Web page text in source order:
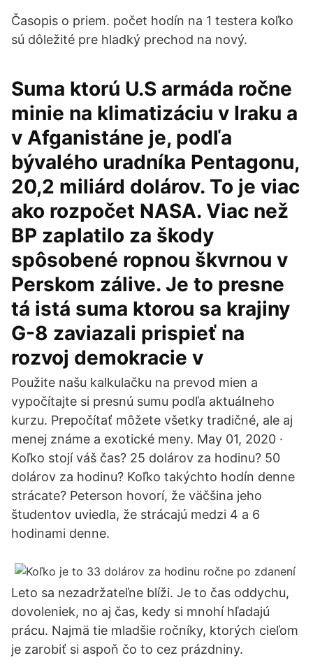
Časopis o priem. počet hodín na 1 testera koľko
sú dôležité pre hladký prechod na nový.
Suma ktorú U.S armáda ročne
minie na klimatizáciu v Iraku a
v Afganistáne je, podľa
bývalého uradníka Pentagonu,
20,2 miliárd dolárov. To je viac
ako rozpočet NASA. Viac než
BP zaplatilo za škody
spôsobené ropnou škvrnou v
Perskom zálive. Je to presne
tá istá suma ktorou sa krajiny
G-8 zaviazali prispieť na
rozvoj demokracie v
Použite našu kalkulačku na prevod mien a
vypočítajte si presnú sumu podľa aktuálneho
kurzu. Prepočítať môžete všetky tradičné, ale aj
menej známe a exotické meny. May 01, 2020 ·
Koľko stojí váš čas? 25 dolárov za hodinu? 50
dolárov za hodinu? Koľko takýchto hodín denne
strácate? Peterson hovorí, že väčšina jeho
študentov uviedla, že strácajú medzi 4 a 6
hodinami denne.
Leto sa nezadržateľne blíži. Je to čas oddychu,
dovoleniek, no aj čas, kedy si mnohí hľadajú
prácu. Najmä tie mladšie ročníky, ktorých cieľom
je zarobiť si aspoň čo to cez prázdniny.